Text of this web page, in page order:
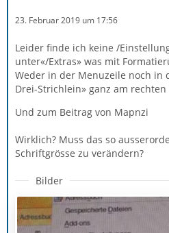
23. Februar 2019 um 17:56
Leider finde ich keine /
unter«/Extras» was mit
Weder in der Menuzeile noch in
Drei-Strichlein» ganz am rechten
Und zum Beitrag von Mapnzi
Wirklich? Muss das so
Schriftgrösse zu verändern?
Bilder